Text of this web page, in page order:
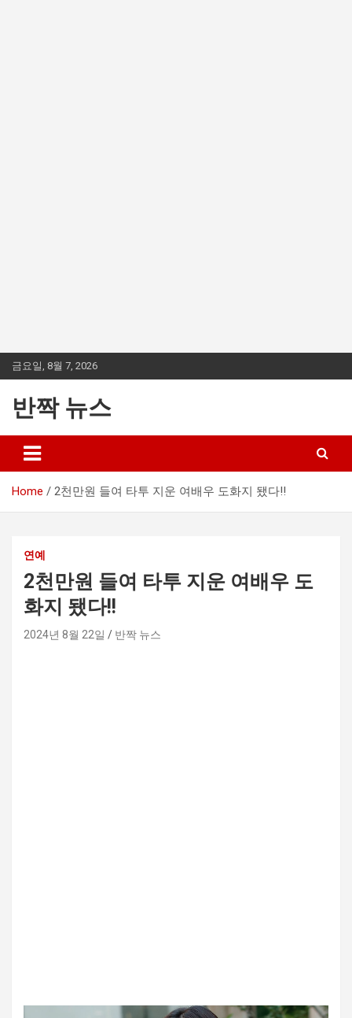
Skip
to
금요일, 8월 7, 2026
반짝 뉴스
Home 2천만원 들여 타투 지운 여배우 도화지 됐다!!
연예
2천만원 들여 타투 지운 여배우 도
화지 됐다!!
2024년 8월 22일 반짝 뉴스